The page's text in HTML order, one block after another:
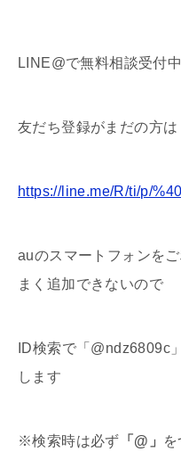
LINE@で無料相談受付中
友だち登録がまだの方は
https://line.me/R/ti/p/
auのスマートフォンを
まく追加できないので
ID検索で「@ndz6809c
します
※検索時は必ず 「 @ 」